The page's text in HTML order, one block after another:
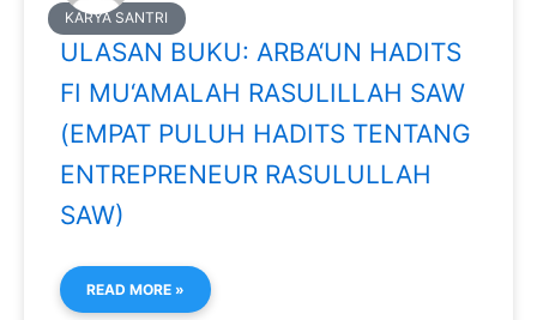
KARYA SANTRI
ULASAN BUKU: ARBA‘UN HADITS
FI MU‘AMALAH RASULILLAH SAW
(EMPAT PULUH HADITS TENTANG
ENTREPRENEUR RASULULLAH
SAW)
READ MORE »